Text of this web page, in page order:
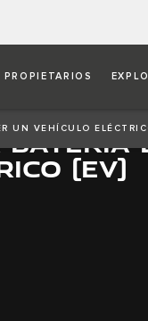
PROPIETARIOS
UN VEHÍCULO
(EV)